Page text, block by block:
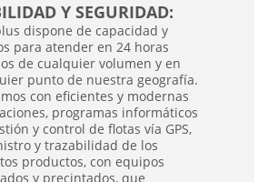
Y SEGURIDAD:
dispone de capacidad y
para atender en 24 horas
de cualquier volumen y en
punto de nuestra geografía.
con eficientes y modernas
programas informáticos
y control de flotas vía GPS,
y trazabilidad de los
productos, con equipos
y precintados, que